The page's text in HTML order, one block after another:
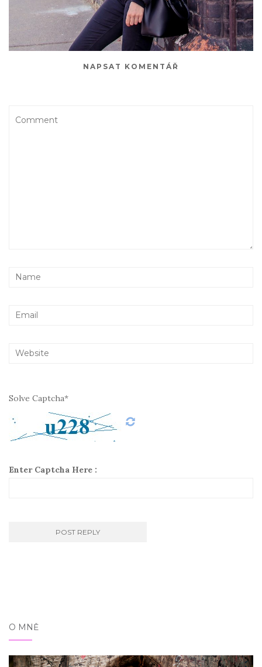
NAPSAT KOMENTÁŘ
Solve Captcha*
Enter Captcha Here :
O MNĚ